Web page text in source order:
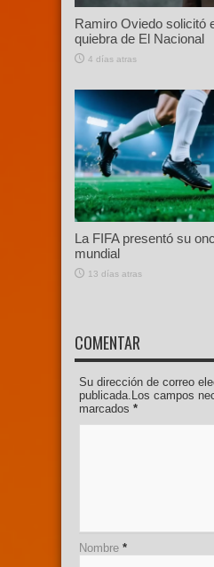
Ramiro Oviedo solicitó
quiebra de El Nacional
4 días atras
La FIFA presentó su
mundial
13 días atras
COMENTAR
Su dirección de correo
publicada.Los campos
marcados *
Nombre *